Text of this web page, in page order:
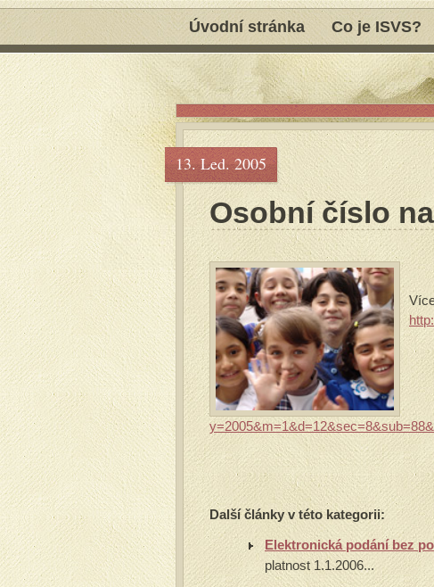
Úvodní stránka Co je ISVS?
13. Led. 2005
Osobní číslo
Další články v této kategorii:
Elektronická podání bez
platnost 1.1.2006...